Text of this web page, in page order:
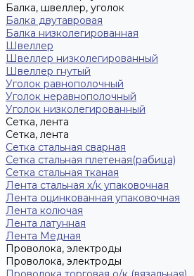
Балка, швеллер, уголок
Балка двутавровая
Балка низколегированная
Швеллер
Швеллер низколегированный
Швеллер гнутый
Уголок равнополочный
Уголок неравнополочный
Уголок низколегированный
Сетка, лента
Сетка, лента
Сетка стальная сварная
Сетка стальная плетеная(рабица)
Сетка стальная тканая
Лента стальная х/к упаковочная
Лента оцинкованная упаковочная
Лента колючая
Лента латунная
Лента Медная
Проволока, электроды
Проволока, электроды